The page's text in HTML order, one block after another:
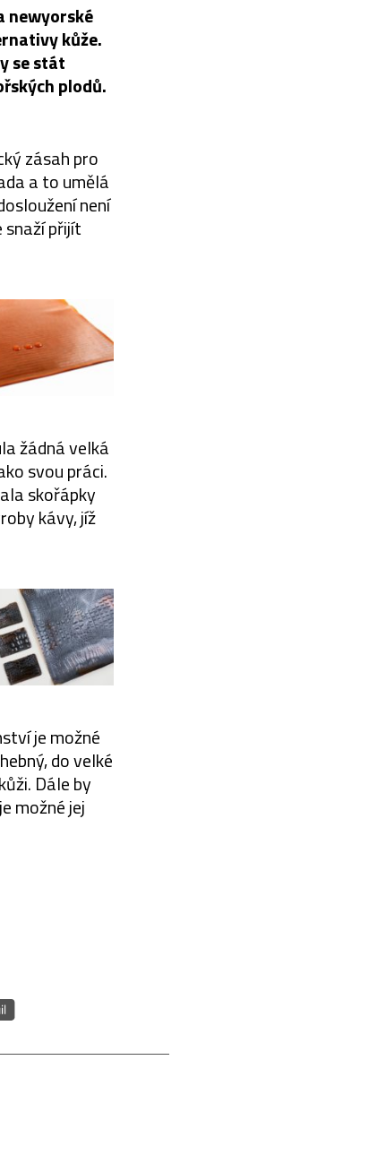
newyorské
kůže.
se stát
plodů.
zásah pro
a to umělá
není
přijít
žádná velká
svou práci.
skořápky
kávy, jíž
je možné
do velké
Dále by
možné jej